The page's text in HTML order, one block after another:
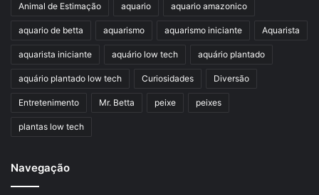
Animal de Estimação aquario aquario amazonico
aquario de betta aquarismo aquarismo iniciante Aquarista
aquarista iniciante aquário low tech aquário plantado
aquário plantado low tech Curiosidades Diversão
Entretenimento Mr. Betta peixe peixes
plantas low tech
Navegação